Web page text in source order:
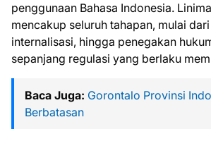
penggunaan Bahasa Indonesia.
mencakup seluruh tahapan, mulai
internalisasi, hingga penegakan
sepanjang regulasi yang berlaku
Baca Juga: Gorontalo Provinsi
Berbatasan